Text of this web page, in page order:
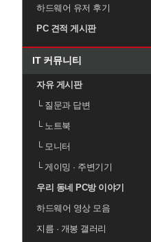
하드웨어 유저 후기
PC 견적 게시판
IT 커뮤니티
자유 게시판
└질문과 답변
└노트북
└모니터
└게이밍 · 주변기기
우리 동네 PC방 이야기
하드웨어 영상 모음
지름 · 개봉 갤러리